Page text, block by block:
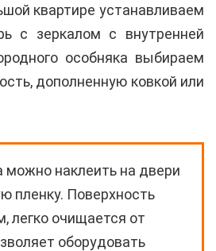
квартире устанавливаем
с зеркалом с внутренней
особняка выбираем
дополненную ковкой или
можно наклеить на двери
пленку. Поверхность
легко очищается от
оборудовать